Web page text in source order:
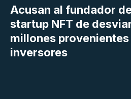
Acusan al fundador
startup NFT de
millones provenientes
inversores